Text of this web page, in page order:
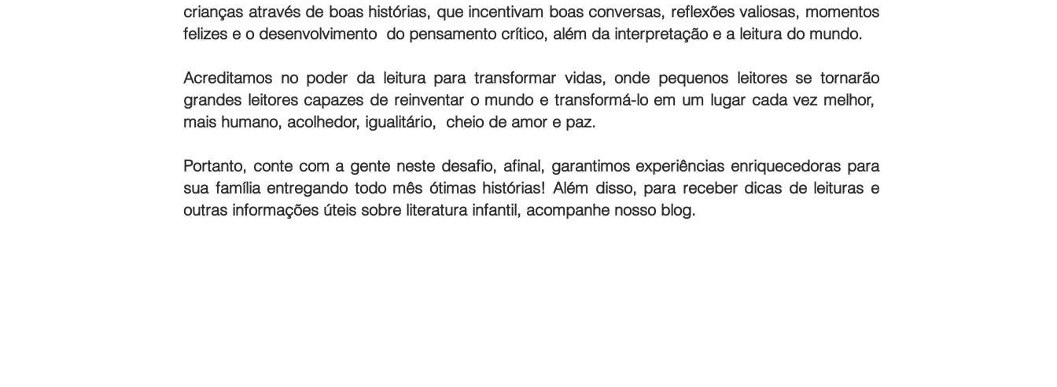
crianças através de boas histórias, que incentivam boas conversas, reflexões valiosas, momentos
felizes e o desenvolvimento do pensamento crítico, além da interpretação e a leitura do mundo.
Acreditamos no poder da leitura para transformar vidas, onde pequenos leitores se tornarão
grandes leitores capazes de reinventar o mundo e transformá-lo em um lugar cada vez melhor,
mais humano, acolhedor, igualitário, cheio de amor e paz.
Portanto, conte com a gente neste desafio, afinal, garantimos experiências enriquecedoras para
sua família entregando todo mês ótimas histórias! Além disso, para receber dicas de leituras e
outras informações úteis sobre literatura infantil, acompanhe nosso blog.